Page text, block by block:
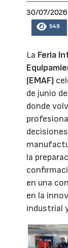
30/07/2026
549
La Feria
(EMAF)
de junio
donde
la
en una
en la
industrial